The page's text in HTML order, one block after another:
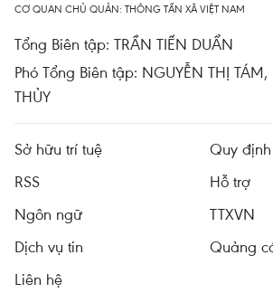
CƠ QUAN CHỦ QUẢN: THÔNG TẤN XÃ VIỆT NAM
Tổng Biên tập: TRẦN TIẾN DUẨN
Phó Tổng Biên tập: NGUYỄN THỊ
THỦY
Sở hữu trí tuệ
Quy
RSS
Hỗ trợ
Ngôn ngữ
TTXVN
Dịch vụ tin
Quảng
Liên hệ